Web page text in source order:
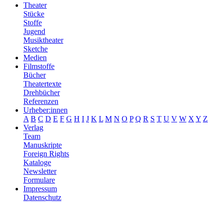
Theater
Stücke
Stoffe
Jugend
Musiktheater
Sketche
Medien
Filmstoffe
Bücher
Theatertexte
Drehbücher
Referenzen
Urheber:innen
A B C D E F G H I J K L M N O P Q R S T U V W X Y Z
Verlag
Team
Manuskripte
Foreign Rights
Kataloge
Newsletter
Formulare
Impressum
Datenschutz